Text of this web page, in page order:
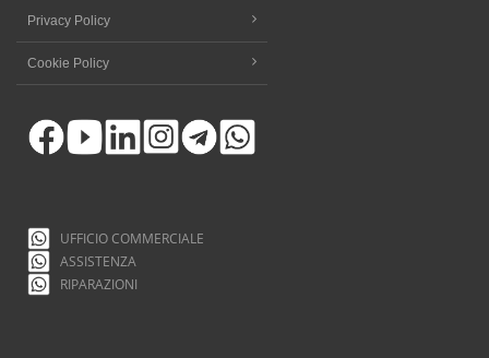
Privacy Policy
Cookie Policy
UFFICIO COMMERCIALE
ASSISTENZA
RIPARAZIONI